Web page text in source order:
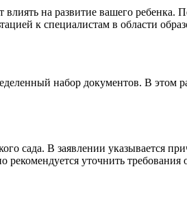
на развитие вашего
к специалистам в области
набор документов. В
сада. В заявлении указывается
уточнить